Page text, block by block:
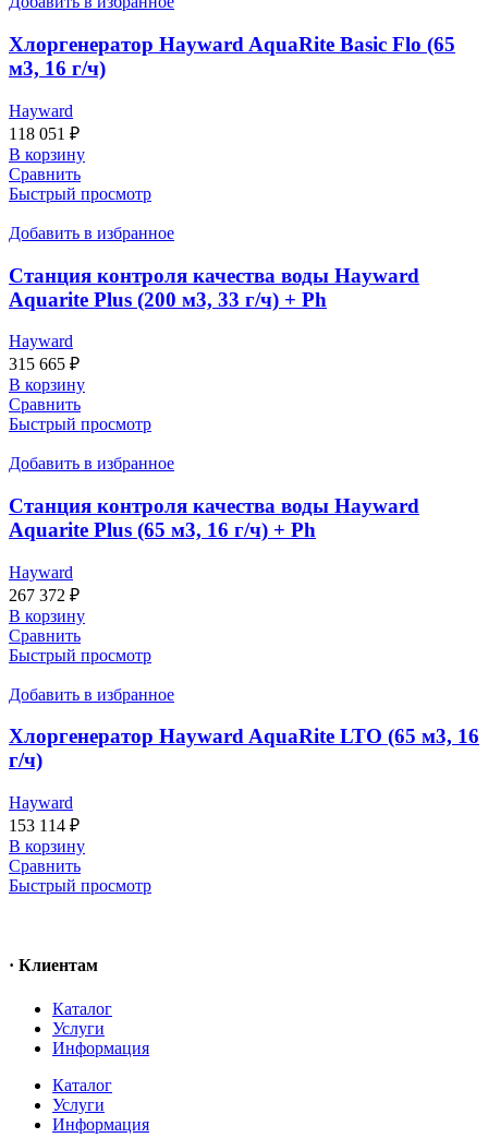
Хлоргенератор Hayward AquaRite Basic Flo (65
м3, 16 г/ч)
Hayward
118 051 ₽
В корзину
Сравнить
Быстрый просмотр
Добавить в избранное
Станция контроля качества воды Hayward
Aquarite Plus (200 м3, 33 г/ч) + Ph
Hayward
315 665 ₽
В корзину
Сравнить
Быстрый просмотр
Добавить в избранное
Станция контроля качества воды Hayward
Aquarite Plus (65 м3, 16 г/ч) + Ph
Hayward
267 372 ₽
В корзину
Сравнить
Быстрый просмотр
Добавить в избранное
Хлоргенератор Hayward AquaRite LTO (65 м3, 16
г/ч)
Hayward
153 114 ₽
В корзину
Сравнить
Быстрый просмотр
· Клиентам
Каталог
Услуги
Информация
Каталог
Услуги
Информация